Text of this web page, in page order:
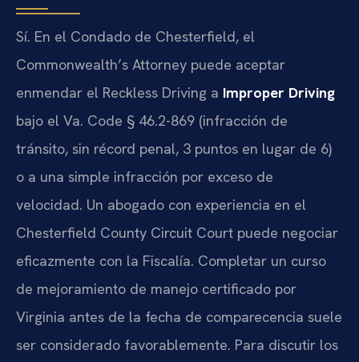
Sí. En el Condado de Chesterfield, el
Commonwealth’s Attorney puede aceptar
enmendar el Reckless Driving a Improper Driving
bajo el Va. Code § 46.2-869 (infracción de
tránsito, sin récord penal, 3 puntos en lugar de 6)
o a una simple infracción por exceso de
velocidad. Un abogado con experiencia en el
Chesterfield County Circuit Court puede negociar
eficazmente con la Fiscalía. Completar un curso
de mejoramiento de manejo certificado por
Virginia antes de la fecha de comparecencia suele
ser considerado favorablemente. Para discutir los